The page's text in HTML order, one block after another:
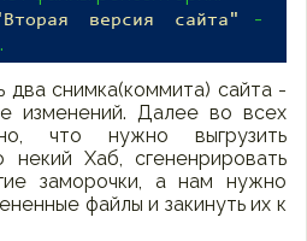
версия сайта"
-
два снимка(коммита) сайта -
изменений. Далее во всех
что нужно выгрузить
некий Хаб, сгененрировать
заморочки, а нам нужно
файлы и закинуть их к